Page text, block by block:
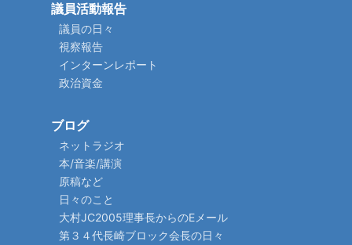
議員活動報告
議員の日々
視察報告
インターンレポート
政治資金
ブログ
ネットラジオ
本/音楽/講演
原稿など
日々のこと
大村JC2005理事長からのEメール
第３４代長崎ブロック会長の日々